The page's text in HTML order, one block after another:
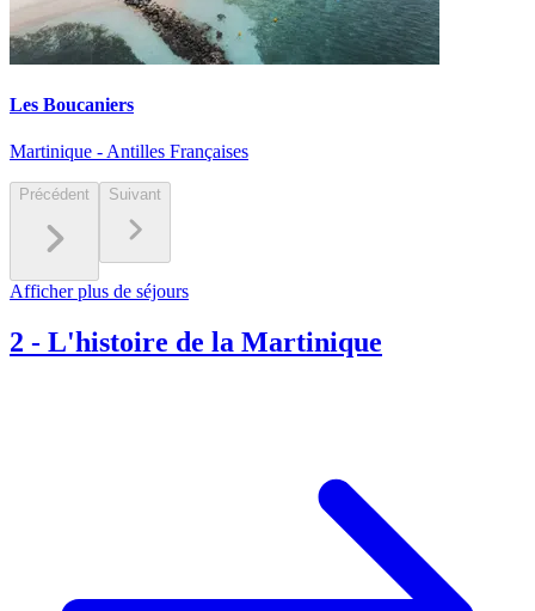
Les Boucaniers
Martinique - Antilles Françaises
Précédent Suivant
Afficher plus de séjours
2 - L'histoire de la Martinique